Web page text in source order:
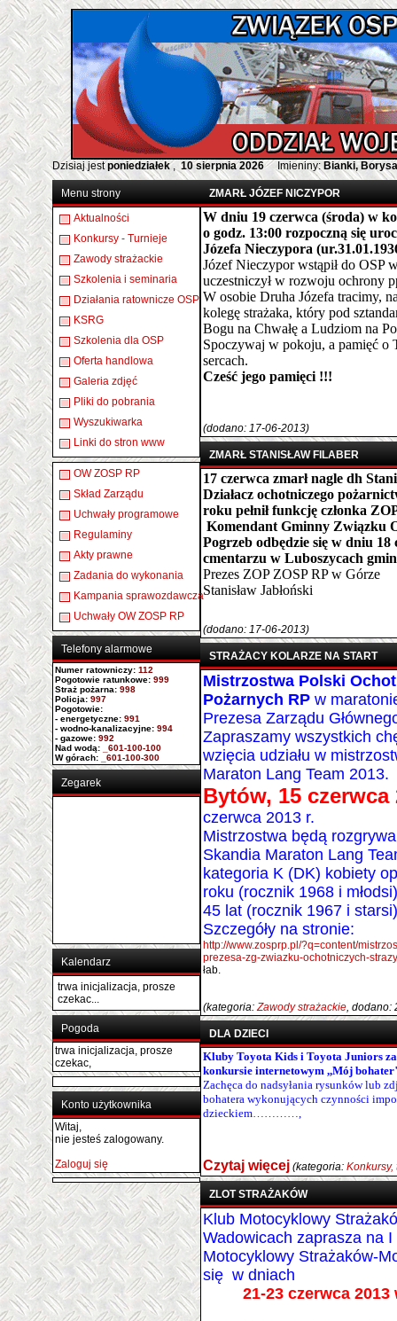
Dzisiaj jestponiedziałek, 10 sierpnia 2026 Imieniny: Bianki,
Menu strony
Aktualności
Konkursy - Turnieje
Zawody strażackie
Szkolenia i seminaria
Działania ratownicze OSP
KSRG
Szkolenia dla OSP
Oferta handlowa
Galeria zdjęć
Pliki do pobrania
Wyszukiwarka
Linki do stron www
OW ZOSP RP
Skład Zarządu
Uchwały programowe
Regulaminy
Akty prawne
Zadania do wykonania
Kampania sprawozdawcza
Uchwały OW ZOSP RP
Telefony alarmowe
Numer ratowniczy: 112
Pogotowie ratunkowe: 999
Straż pożarna: 998
Policja: 997
Pogotowie:
- energetyczne: 991
- wodno-kanalizacyjne: 994
- gazowe: 992
Nad wodą: _601-100-100
W górach: _601-100-300
Zegarek
Kalendarz
trwa inicjalizacja, prosze
czekac...
Pogoda
trwa inicjalizacja, prosze
czekac,
Konto użytkownika
Witaj,
nie jesteś zalogowany.
Zaloguj się
ZMARŁ JÓZEF NICZYPOR
W dniu 19 czerwca (środa) w
o godz. 13:00 rozpoczną się
Józefa Nieczypora
Józef Nieczypor wstąpił do OSP
uczestniczył w rozwoju ochrony
W osobie Druha Józefa tracimy,
kolegę strażaka, który pod
Bogu na Chwałę a Ludziom na
Spoczywaj w pokoju, a pamięć o
sercach.
Cześć jego pamięci !!!
(dodano: 17-06-2013)
ZMARŁ STANISŁAW FILABER
17 czerwca zmarł nagle dh
Działacz ochotniczego
roku pełnił funkcję członka
Komendant Gminny Związku
Pogrzeb odbędzie się w dniu 18
cmentarzu w Luboszycach
Prezes ZOP ZOSP RP w Górze
Stanisław Jabłoński
(dodano: 17-06-2013)
STRAŻACY KOLARZE NA START
Mistrzostwa Polski
Pożarnych RP w
Prezesa Zarządu
Zapraszamy wszystkich
wzięcia udziału w
Maraton Lang Team 2013.
Bytów, 15 czerwca
czerwca 2013 r.
Mistrzostwa będą
Skandia Maraton Lang
kategoria K (DK) kobiety
roku (rocznik 1968 i
45 lat (rocznik 1967 i
Szczegóły na stronie:
http://www.zosprp.pl/?q=content/
prezesa-zg-zwiazku-ochotniczych-
łab.
(kategoria:Zawody strażackie, dodano:
DLA DZIECI
Kluby Toyota Kids i Toyota Juniors
konkursie internetowym ,,Mój
Zachęca do nadsyłania rysunków lub
bohatera wykonujących czynności
dzieckiem…………,
Czytaj więcej (kategoria: Konkursy,
ZLOT STRAŻAKÓW
Klub Motocyklowy
Wadowicach zaprasza na
Motocyklowy Strażaków-
się w
21-23 czerwca 2013